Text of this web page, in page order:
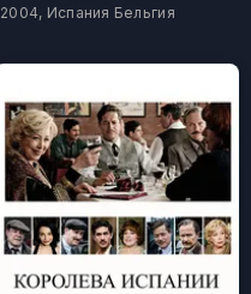
2004, Испания Бельгия